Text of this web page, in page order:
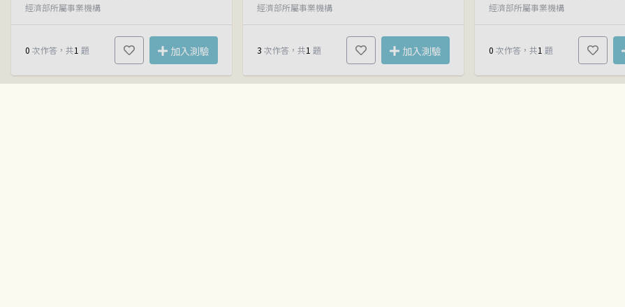
經濟部所屬事業機構
0 次作答，共1 題 加入測驗
經濟部所屬事業機構
3 次作答，共1 題 加入測驗
經濟部所屬事業機構
0 次作答，共1 題